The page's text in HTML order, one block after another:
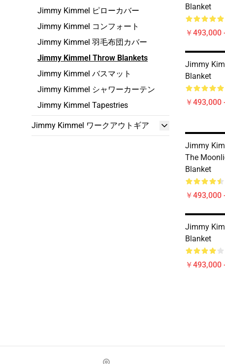
Jimmy Kimmel ピローカバー
Jimmy Kimmel コンフォート
Jimmy Kimmel 羽毛布団カバー
Jimmy Kimmel Throw Blankets
Jimmy Kimmel バスマット
Jimmy Kimmel シャワーカーテン
Jimmy Kimmel Tapestries
Jimmy Kimmel ワークアウトギア
Blanket
￥493,000
Jimmy
Blanket
￥493,000
Jimmy
The
Blanket
￥493,000
Jimmy
Blanket
￥493,000